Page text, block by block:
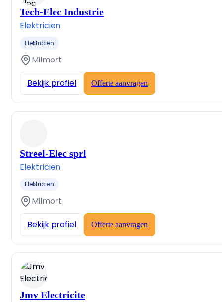
Tech-Elec Industrie
Elektricien
Elektricien
Milmort
Bekijk profiel Offerte aanvragen
Streel-Elec sprl
Elektricien
Elektricien
Milmort
Bekijk profiel Offerte aanvragen
Jmv Electricite